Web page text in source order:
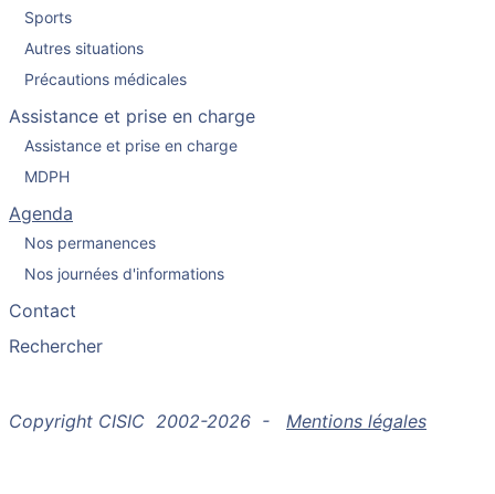
Sports
Autres situations
Précautions médicales
Assistance et prise en charge
Assistance et prise en charge
MDPH
Agenda
Nos permanences
Nos journées d'informations
Contact
Rechercher
Copyright CISIC 2002-2026 - Mentions légales